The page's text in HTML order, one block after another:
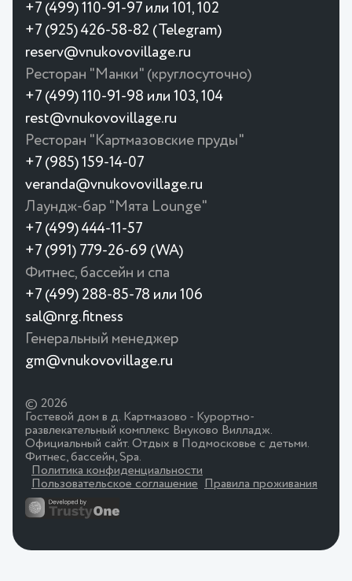
+7 (499) 110-91-97 или 101, 102
+7 (925) 426-58-82 (Telegram)
reserv@vnukovovillage.ru
Ресторан "Манки" (круглосуточно)
+7 (499) 110-91-98 или 103, 104
rest@vnukovovillage.ru
Ресторан "Картмазовские пруды"
+7 (985) 159-14-07
veranda@vnukovovillage.ru
Лаундж-бар "Мята Lounge"
+7 (499) 444-11-57
+7 (991) 779-26-69 (WA)
Фитнес, бассейн и спа
+7 (499) 288-85-78 или 106
sal@nrg.fitness
Генеральный менеджер
gm@vnukovovillage.ru
© 2026
Гостевой дом в д. Картмазово - Курортно-
развлекательный комплекс Внуково Вилладж.
Официальный сайт. Отдых в Подмосковье с детьми.
Фитнес, бассейн, Spa.
Политика конфиденциальности
Пользовательское соглашение
Правила проживания